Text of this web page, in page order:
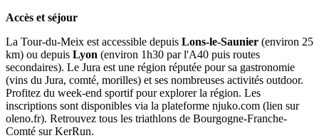
Accès et séjour
La Tour-du-Meix est accessible depuis Lons-le-Saunier (environ 25
km) ou depuis Lyon (environ 1h30 par l'A40 puis routes
secondaires). Le Jura est une région réputée pour sa gastronomie
(vins du Jura, comté, morilles) et ses nombreuses activités outdoor.
Profitez du week-end sportif pour explorer la région. Les
inscriptions sont disponibles via la plateforme njuko.com (lien sur
oleno.fr). Retrouvez tous les triathlons de Bourgogne-Franche-
Comté sur KerRun.